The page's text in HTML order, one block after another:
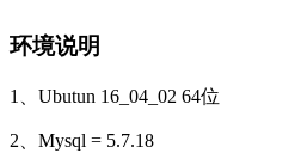
环境说明
1、Ubutun 16_04_02 64位
2、Mysql = 5.7.18